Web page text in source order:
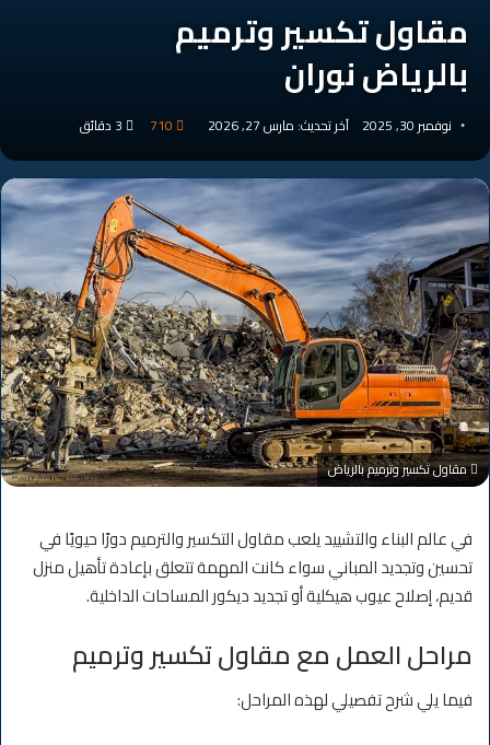
مقاول تكسير وترميم
بالرياض نوران
نوفمبر 30, 2025 آخر تحديث: مارس 27, 2026 710
مقاول تكسير وترميم بالرياض
في عالم البناء والتشييد يلعب مقاول التكسير والترميم دورًا حيويًا في
تحسين وتجديد المباني سواء كانت المهمة تتعلق بإعادة تأهيل منزل
قديم، إصلاح عيوب هيكلية أو تجديد ديكور المساحات الداخلية.
مراحل العمل مع مقاول تكسير وترميم
فيما يلي شرح تفصيلي لهذه المراحل: